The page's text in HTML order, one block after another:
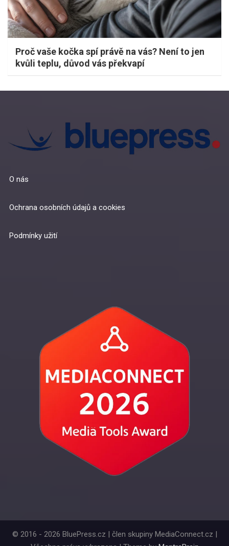
Proč vaše kočka spí právě na vás? Není to jen
kvůli teplu, důvod vás překvapí
O nás
Ochrana osobních údajů a cookies
Podmínky užití
© 2016 - 2026 BluePress.cz | člen skupiny MediaConnect.cz |